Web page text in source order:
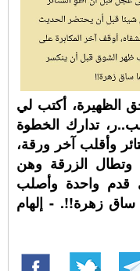
الظهيرة، أكتب لي
تدارك الخطوة
وأقلب آخر ورقة،
الزرقة وهن
قدم واحدة وأصلب
زهرة!!. - إلهام